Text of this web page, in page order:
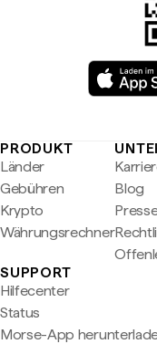
PRODUKT
Länder
Gebühren
Krypto
Währungsrechner
Blog
SUPPORT
Hilfecenter
Status
Morse-App